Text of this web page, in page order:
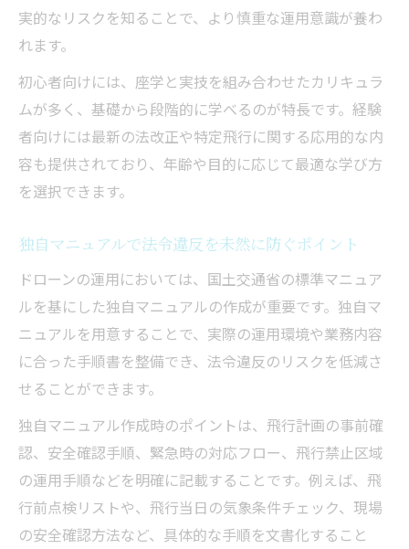
実的なリスクを知ることで、より慎重な運用意識が養わ
れます。
初心者向けには、座学と実技を組み合わせたカリキュラ
ムが多く、基礎から段階的に学べるのが特長です。経験
者向けには最新の法改正や特定飛行に関する応用的な内
容も提供されており、年齢や目的に応じて最適な学び方
を選択できます。
独自マニュアルで法令違反を未然に防ぐポイント
ドローンの運用においては、国土交通省の標準マニュア
ルを基にした独自マニュアルの作成が重要です。独自マ
ニュアルを用意することで、実際の運用環境や業務内容
に合った手順書を整備でき、法令違反のリスクを低減さ
せることができます。
独自マニュアル作成時のポイントは、飛行計画の事前確
認、安全確認手順、緊急時の対応フロー、飛行禁止区域
の運用手順などを明確に記載することです。例えば、飛
行前点検リストや、飛行当日の気象条件チェック、現場
の安全確認方法など、具体的な手順を文書化すること